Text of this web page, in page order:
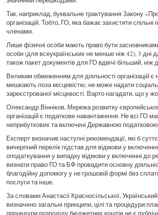
Так, наприклад, буквальне трактування Закону
організацій. Тобто, ГО, яка бажає захистити
членами.
Лише фізичні особи мають право бути
особи (для всеукраїнських не менше ніж 42), 3 дні
також пакет документів для ГО вдвічі більший, ніж
Великим обмеженням для діяльності організацій
мешкають поза місцевістю; не може надати
зареєстрованої місцевості. Варто нагадати, що у
Олександр Вінніков, Мережа розвитку
організацій є податкове навантаження. Не всі ГО
неприбуткових та включені Державною
Експерт визначив наступні рекомендації, які б
вичерпний перелік підстав для відмови у
оподаткування у випадку відмови у включенні до
визнати право ГО та БФ провадити основну
благодійну допомогу у не грошовій формі без
послуги та інше.
За словами Анастасії Красносільської,
визначено загальні принципи, цілі та процедури
процедури розподілу бюджетних коштів не є